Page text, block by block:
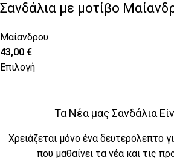
Σανδάλια με μοτίβο
Μαίανδρου
43,00 €
Επιλογή
Τα Νέα μας Σανδάλια
Χρειάζεται μόνο ένα δευτερόλεπτο
που μαθαίνει τα νέα και τις